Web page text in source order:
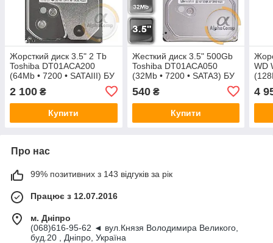
Жорсткий диск 3.5" 2 Tb
Toshiba DT01ACA200
(64Mb • 7200 • SATAIII) БУ
2 100 ₴
Купити
Жесткий диск 3.5" 500Gb
Toshiba DT01ACA050
(32Mb • 7200 • SATA3) БУ
540₴
Купити
WD
4
Про нас
99% позитивних з 143 відгуків за рік
Працює з 12.07.2016
м. Дніпро
(068)616-95-62 ◄ вул.Князя Володимира Великого,
буд.20 , Дніпро, Україна